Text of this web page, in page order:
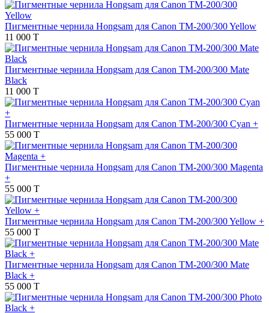
Пигментные чернила Hongsam для Canon TM-200/300 Yellow
11 000 T
Пигментные чернила Hongsam для Canon TM-200/300 Mate
Black
11 000 T
Пигментные чернила Hongsam для Canon TM-200/300 Cyan +
55 000 T
Пигментные чернила Hongsam для Canon TM-200/300 Magenta
+
55 000 T
Пигментные чернила Hongsam для Canon TM-200/300 Yellow +
55 000 T
Пигментные чернила Hongsam для Canon TM-200/300 Mate
Black +
55 000 T